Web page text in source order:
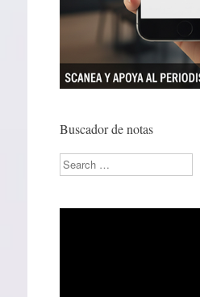
Buscador de notas
Search